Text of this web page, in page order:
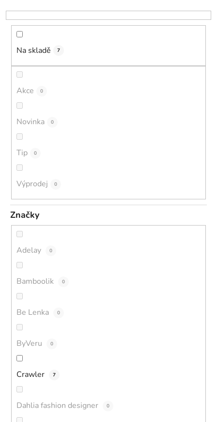
k
t
Na skladě 7
Akce 0
Novinka 0
Tip 0
Výprodej 0
Značky
Adelay 0
Bamboolik 0
Be Lenka 0
ByVeru 0
Crawler 7
Dahlia fashion designer 0